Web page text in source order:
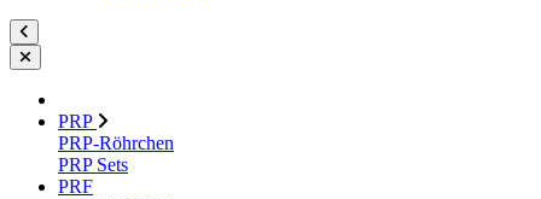
PRP
PRP-Röhrchen
PRP Sets
PRF